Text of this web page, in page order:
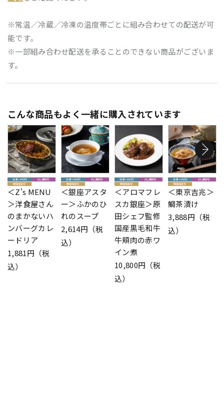
※常温／冷蔵／冷凍の温度帯ごとに組み合わせての配送が可
能です。
※一部組み合わせ配送を承ることのできない商品がございま
す。
こんな商品もよく一緒に購入されています
＜Z's MENU
＞洋食屋さん
のまかないハ
ンバーグカレ
ードリア
1,881円（税
込）
＜銀座アスタ
ー＞ふかのひ
れのスープ
2,614円（税
込）
＜アロマフレ
スカ銀座＞原
田シェフ監修
国産黒毛和牛
牛頬肉の赤ワ
イン煮
10,800円（税
込）
＜東京吉兆＞
鯛茶漬け
3,888円（税
込）